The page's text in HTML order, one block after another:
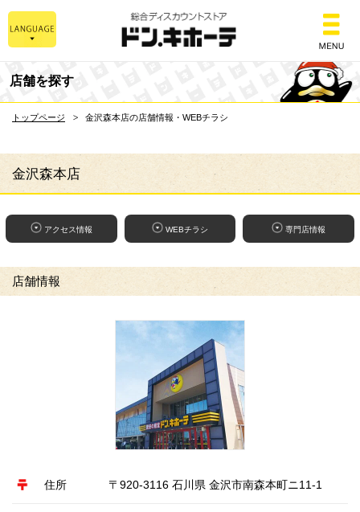
総合ディスカウント
店舗を探す
トップページ 金沢森本店の店舗情報・WEBチラシ
金沢森本店
アクセス情報 WEBチラシ 専門店情報
店舗情報
住所 〒920-3116 石川県 金沢市南森本町ニ11-1